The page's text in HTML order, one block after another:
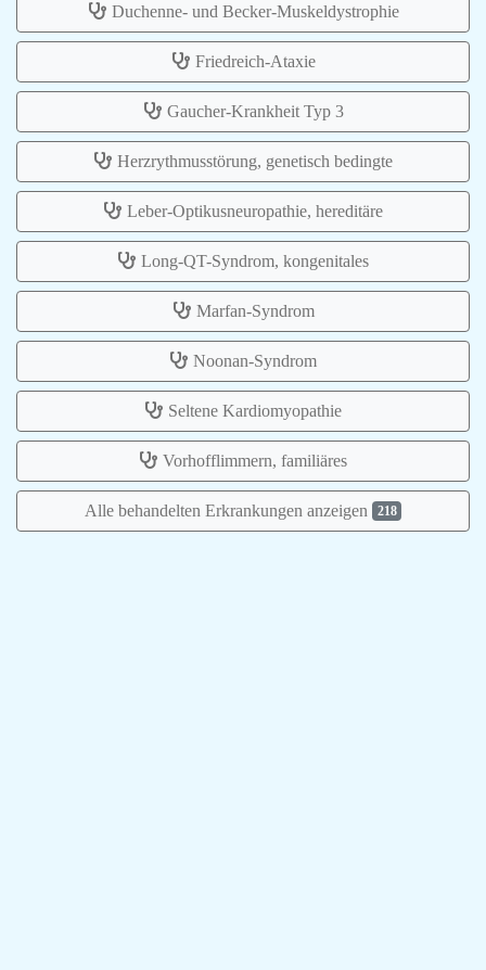
Duchenne- und Becker-Muskeldystrophie
Friedreich-Ataxie
Gaucher-Krankheit Typ 3
Herzrythmusstörung, genetisch bedingte
Leber-Optikusneuropathie, hereditäre
Long-QT-Syndrom, kongenitales
Marfan-Syndrom
Noonan-Syndrom
Seltene Kardiomyopathie
Vorhofflimmern, familiäres
Alle behandelten Erkrankungen anzeigen 218